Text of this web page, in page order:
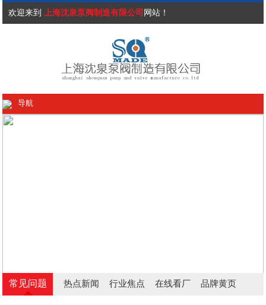
欢迎来到 上海沈泉泵阀制造有限公司 网站！
导航
常见问题 热点新闻 行业焦点 在线看厂 品牌黄页